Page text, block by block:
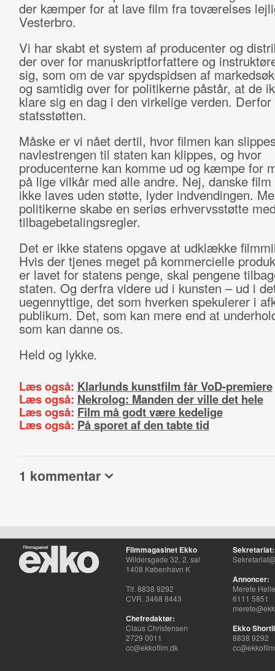
der kæmper for at lave film fra toværelses
Vesterbro.
Vi har skabt et system af producenter og
der over for manuskriptforfattere og
sig, som om de var spydspidsen af
og samtidig over for politikerne påstår, at de
klare sig en dag i den virkelige verden. Derfor
statsstøtten.
Måske er vi nået dertil, hvor filmen kan
navlestrengen til staten kan klippes, og hvor
producenterne kan komme ud og kæmpe for
på lige vilkår med alle andre. Nej, danske
ikke laves uden støtte, lyder indvendingen.
politikerne skabe en seriøs erhvervsstøtte
tilbagebetalingsregler.
Det er ikke statens opgave at udklække
Hvis der tjenes meget på kommercielle
er lavet for statens penge, skal pengene
staten. Og derfra videre ud i kunsten – ud i
uegennyttige, det som hverken spekulerer i
publikum. Det, som kan mere end at
som kan danne os.
Held og lykke.
Læs også: Klarlunds kunstfilm får VoD-premiere
Læs også: Nekrolog: Manden der ville det hele
Læs også: Film må godt være kedelige
Læs også: På sporet af den tabte tid
1 kommentar
Filmmagasinet Ekko
Wildersgade 32, 2. sal
1408 København K
Tlf. 8838 9292
CVR. 3468 8443
Chefredaktør:
Claus Christensen
2729 0011
cc@ekkofilm.dk
Sekretariat:
Annoncer:
Merete
6111 5851
Ekko
8838 9292